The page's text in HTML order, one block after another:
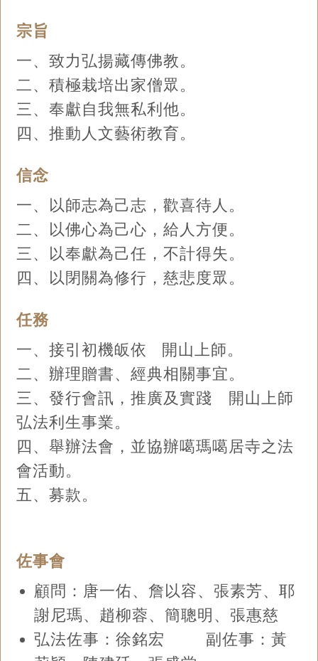
宗旨
一、致力弘揚藏傳佛教。
二、積極栽培出家僧眾。
三、奉獻自我無私利他。
四、推動人文藝術教育。
信念
一、以師志為己志，歡喜待人。
二、以佛心為己心，給人方便。
三、以奉獻為己任，不計得失。
四、以閉關為修行，慈悲度眾。
任務
一、接引初機皈依 開山上師。
二、辦理贈書、經典相關事宜。
三、發行會訊，推廣及實踐 開山上師
弘法利生事業。
四、舉辦法會，並協辦噶瑪噶居寺之法
會活動。
五、募款。
佐事會
顧問：唐一佑、詹以容、張素芳、耶
謝尼瑪、趙柳蓉、簡聰明、張惠慈
弘法佐事：徐銘宏 副佐事：黃